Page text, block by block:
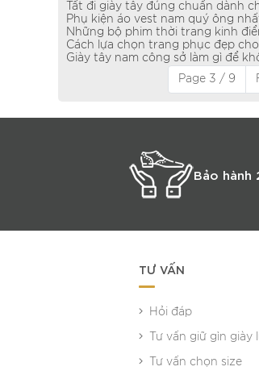
Tất đi giày tây đúng chuẩn dành
Phụ kiện áo vest nam quý ông
Những bộ phim thời trang kinh
Cách lựa chọn trang phục đẹp
Giày tây nam công sở làm gì để
Page 3 / 9
Bảo hành
TƯ VẤN
Hỏi đáp
Tư vấn giữ gìn giày
Tư vấn chọn size